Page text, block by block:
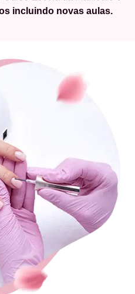
incluindo novas aulas.